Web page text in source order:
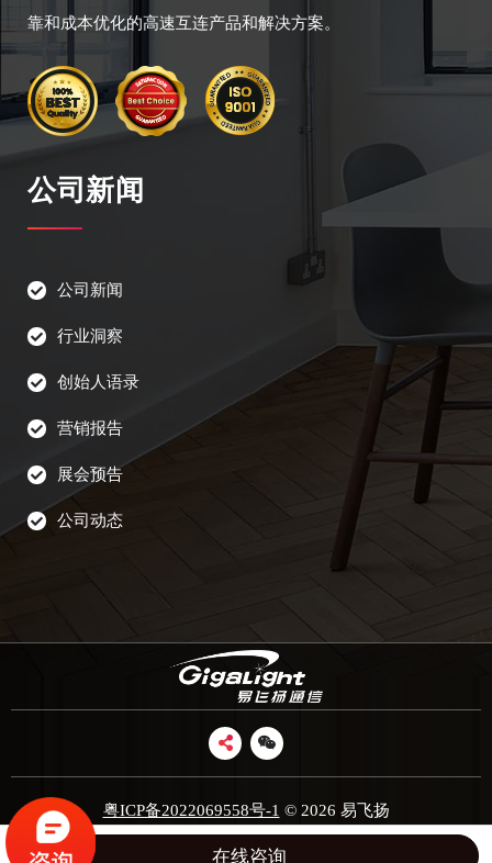
靠和成本优化的高速互连产品和解决方案。
公司新闻
公司新闻
行业洞察
创始人语录
营销报告
展会预告
公司动态
粤ICP备2022069558号-1 © 2026 易飞扬
在线咨询